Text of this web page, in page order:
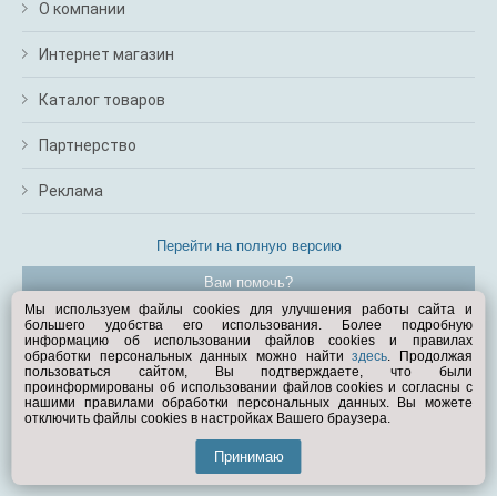
О компании
Интернет магазин
Каталог товаров
Партнерство
Реклама
Перейти на полную версию
Вам помочь?
© Exist.ru 1998—2026
Мы используем файлы cookies для улучшения работы сайта и
большего удобства его использования. Более подробную
информацию об использовании файлов cookies и правилах
обработки персональных данных можно найтиздесь. Продолжая
пользоваться сайтом, Вы подтверждаете, что были
проинформированы об использовании файлов cookies и согласны с
нашими правилами обработки персональных данных. Вы можете
отключить файлы cookies в настройках Вашего браузера.
Принимаю